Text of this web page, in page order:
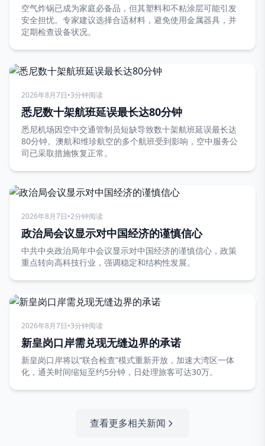
空气炸锅已成为家庭必备品，但其塑料和不粘涂层可能引发
安全担忧。专家建议选择合适材料，避免使用金属器具，并
定期检查设备状况。
2026年8月7日•3分钟阅读
悉尼数十架航班延误最长达80分钟
悉尼机场因空中交通管制员短缺导致数十架航班延误最长达
80分钟。澳航和维珍航空的多个航班受到影响，空中服务公
司已采取措施恢复正常。
2026年8月7日•2分钟阅读
政治局会议显示对中国经济的谨慎信心
中共中央政治局年中会议显示对中国经济的谨慎信心，政策
重点转向高科技行业，强调稳定和结构性发展。
2026年8月7日•3分钟阅读
新皇岗口岸需兑现无缝边界的承诺
新皇岗口岸将以“联合检查”模式重新开放，加速大湾区一体
化，通关时间缩短至约5分钟，日处理旅客可达30万。
查看更多相关新闻